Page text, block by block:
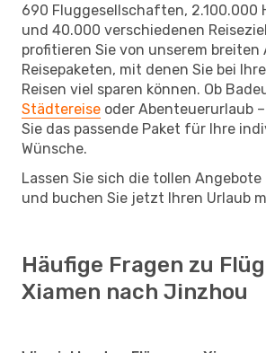
690 Fluggesellschaften, 2.100.000
und 40.000 verschiedenen
profitieren Sie von unserem breiten
Reisepaketen, mit denen Sie bei
Reisen viel sparen können. Ob
Städtereise oder Abenteuerurlaub
Sie das passende Paket für Ihre
Wünsche.
Lassen Sie sich die tollen
und buchen Sie jetzt Ihren Urlaub
Häufige Fragen zu
Xiamen nach Jinzhou